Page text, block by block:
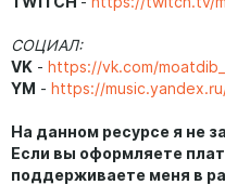
СОЦИАЛ:
VK - https://vk.com/
YM - https://
На данном ресурсе я не
Если вы оформляете
поддерживаете меня в